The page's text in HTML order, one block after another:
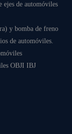
ejes de automóviles
y bomba de freno
de automóviles.
OBJI IBJ